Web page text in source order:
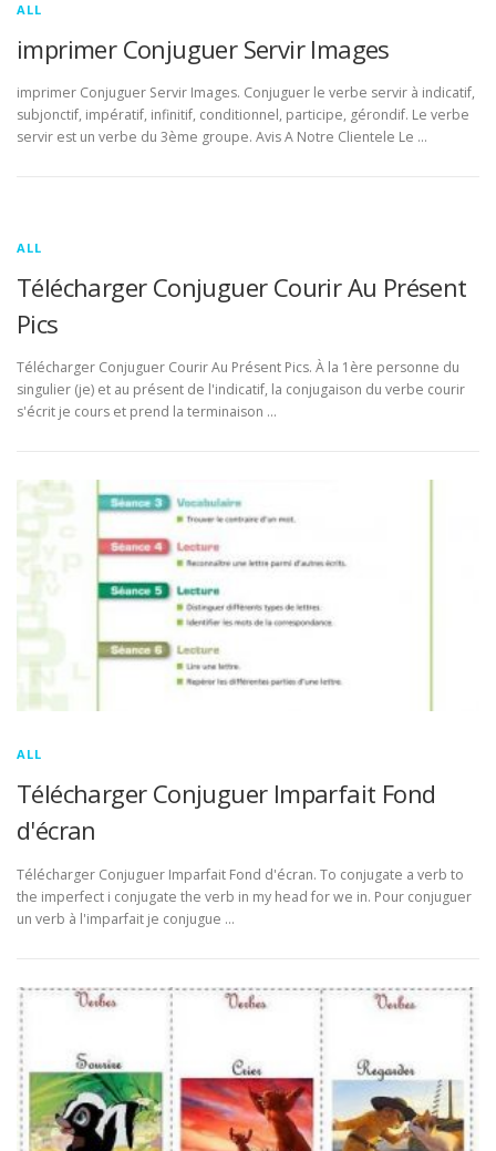
ALL
imprimer Conjuguer Servir Images
imprimer Conjuguer Servir Images. Conjuguer le verbe servir à indicatif,
subjonctif, impératif, infinitif, conditionnel, participe, gérondif. Le verbe
servir est un verbe du 3ème groupe. Avis A Notre Clientele Le …
ALL
Télécharger Conjuguer Courir Au Présent
Pics
Télécharger Conjuguer Courir Au Présent Pics. À la 1ère personne du
singulier (je) et au présent de l'indicatif, la conjugaison du verbe courir
s'écrit je cours et prend la terminaison …
ALL
Télécharger Conjuguer Imparfait Fond
d'écran
Télécharger Conjuguer Imparfait Fond d'écran. To conjugate a verb to
the imperfect i conjugate the verb in my head for we in. Pour conjuguer
un verb à l'imparfait je conjugue …